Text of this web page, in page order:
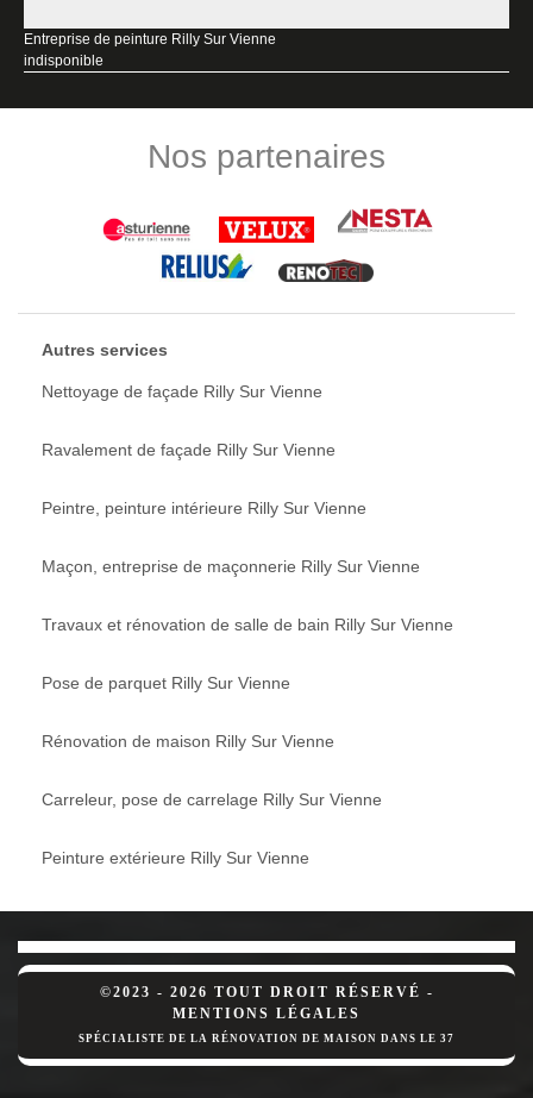
Entreprise de peinture Rilly Sur Vienne
indisponible
Nos partenaires
Autres services
Nettoyage de façade Rilly Sur Vienne
Ravalement de façade Rilly Sur Vienne
Peintre, peinture intérieure Rilly Sur Vienne
Maçon, entreprise de maçonnerie Rilly Sur Vienne
Travaux et rénovation de salle de bain Rilly Sur Vienne
Pose de parquet Rilly Sur Vienne
Rénovation de maison Rilly Sur Vienne
Carreleur, pose de carrelage Rilly Sur Vienne
Peinture extérieure Rilly Sur Vienne
©2023 - 2026 TOUT DROIT RÉSERVÉ -
MENTIONS LÉGALES
SPÉCIALISTE DE LA RÉNOVATION DE MAISON DANS LE 37